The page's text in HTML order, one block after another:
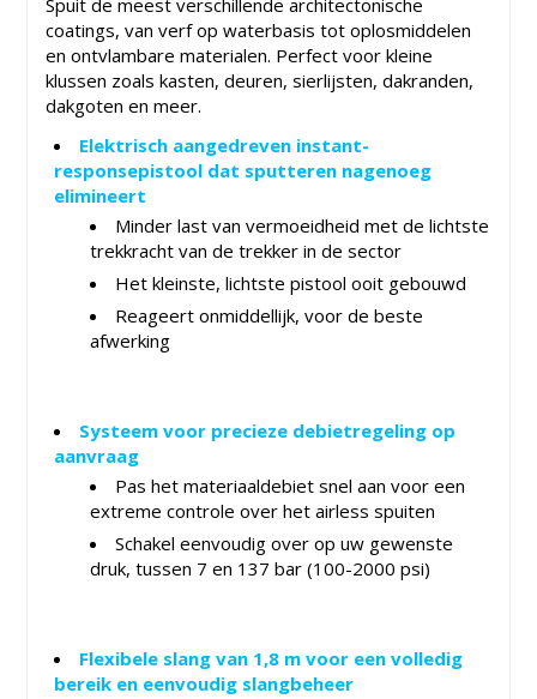
coatings, van verf op waterbasis tot oplosmiddelen
en ontvlambare materialen. Perfect voor kleine
klussen zoals kasten, deuren, sierlijsten, dakranden,
dakgoten en meer.
Elektrisch aangedreven instant-
responsepistool dat sputteren nagenoeg
elimineert
Minder last van vermoeidheid met de lichtste
trekkracht van de trekker in de sector
Het kleinste, lichtste pistool ooit gebouwd
Reageert onmiddellijk, voor de beste
afwerking
Systeem voor precieze debietregeling op
aanvraag
Pas het materiaaldebiet snel aan voor een
extreme controle over het airless spuiten
Schakel eenvoudig over op uw gewenste
druk, tussen 7 en 137 bar (100-2000 psi)
Flexibele slang van 1,8 m voor een volledig
bereik en eenvoudig slangbeheer